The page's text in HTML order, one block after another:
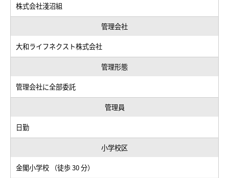
株式会社淺沼組
管理会社
大和ライフネクスト株式会社
管理形態
管理会社に全部委託
管理員
日勤
小学校区
金閣小学校 （徒歩 30 分）